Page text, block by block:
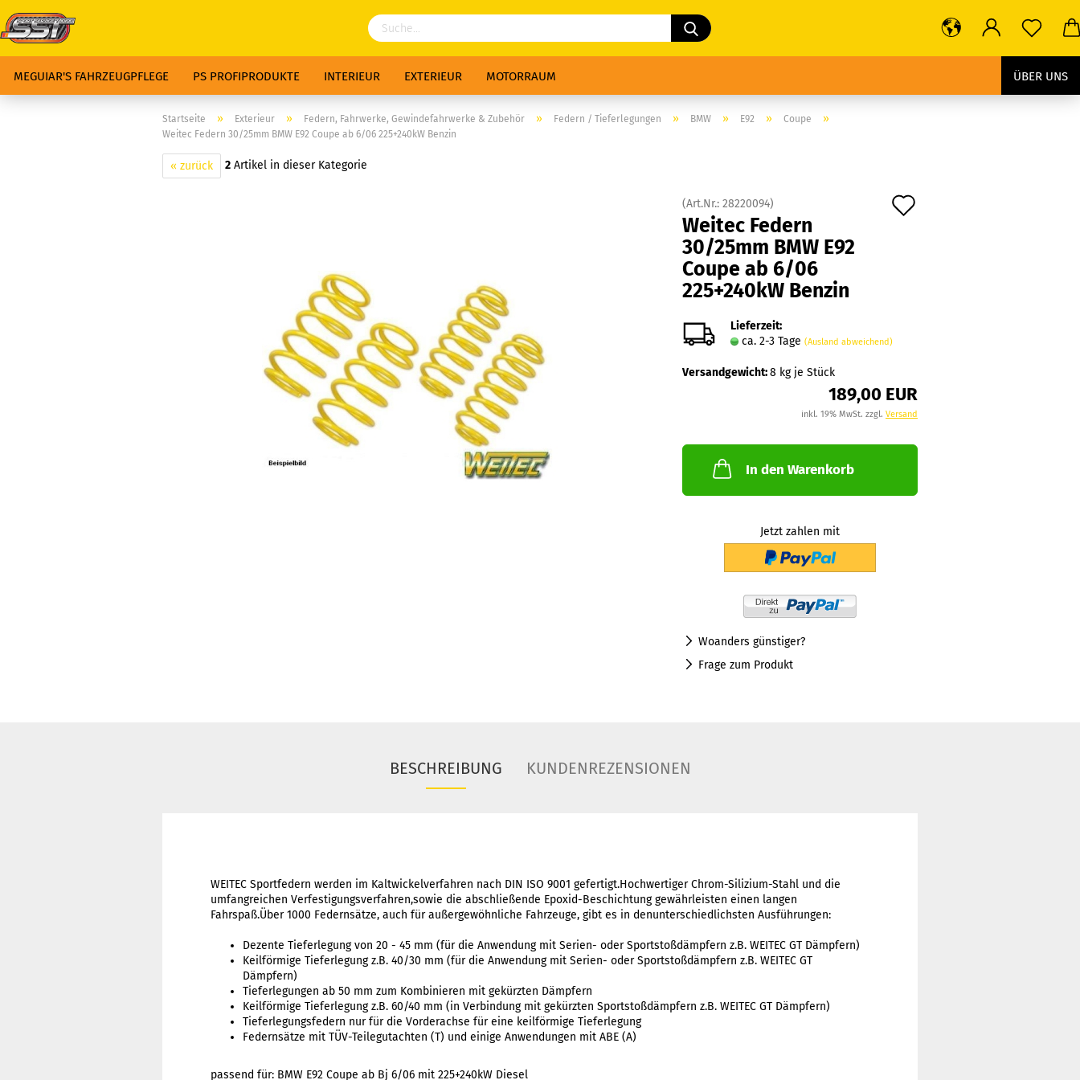
MEGUIAR'S FAHRZEUGPFLEGE PS PROFIPRODUKTE INTERIEUR EXTERIEUR MOTORRAUM ÜBER UNS
Startseite » Exterieur » Federn, Fahrwerke, Gewindefahrwerke & Zubehör » Federn / Tieferlegungen » BMW » E92 » Coupe »
Weitec Federn 30/25mm BMW E92 Coupe ab 6/06 225+240kW Benzin
« zurück 2 Artikel in dieser Kategorie
(Art.Nr.: 28220094)
Weitec Federn
30/25mm BMW E92
Coupe ab 6/06
225+240kW Benzin
Lieferzeit:
ca. 2-3 Tage (Ausland abweichend)
Versandgewicht:8 kg je Stück
189,00 EUR
inkl. 19% MwSt. zzgl. Versand
In den Warenkorb
Jetzt zahlen mit
Woanders günstiger?
Frage zum Produkt
BESCHREIBUNG KUNDENREZENSIONEN
WEITEC Sportfedern werden im Kaltwickelverfahren nach DIN ISO 9001 gefertigt.Hochwertiger Chrom-Silizium-Stahl und die
umfangreichen Verfestigungsverfahren,sowie die abschließende Epoxid-Beschichtung gewährleisten einen langen
Fahrspaß.Über 1000 Federnsätze, auch für außergewöhnliche Fahrzeuge, gibt es in denunterschiedlichsten Ausführungen:
Dezente Tieferlegung von 20 - 45 mm (für die Anwendung mit Serien- oder Sportstoßdämpfern z.B. WEITEC GT Dämpfern)
Keilförmige Tieferlegung z.B. 40/30 mm (für die Anwendung mit Serien- oder Sportstoßdämpfern z.B. WEITEC GT
Dämpfern)
Tieferlegungen ab 50 mm zum Kombinieren mit gekürzten Dämpfern
Keilförmige Tieferlegung z.B. 60/40 mm (in Verbindung mit gekürzten Sportstoßdämpfern z.B. WEITEC GT Dämpfern)
Tieferlegungsfedern nur für die Vorderachse für eine keilförmige Tieferlegung
Federnsätze mit TÜV-Teilegutachten (T) und einige Anwendungen mit ABE (A)
passend für: BMW E92 Coupe ab Bj 6/06 mit 225+240kW Diesel